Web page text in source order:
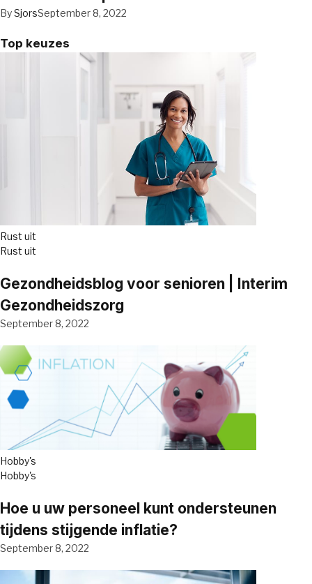
BySjorsSeptember 8, 2022
Top keuzes
Rust uit
Rust uit
Gezondheidsblog voor senioren | Interim
Gezondheidszorg
September 8, 2022
Hobby's
Hobby's
Hoe u uw personeel kunt ondersteunen
tijdens stijgende inflatie?
September 8, 2022